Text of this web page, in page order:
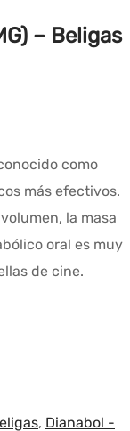
– Beligas
como
más efectivos.
la masa
oral es muy
de cine.
, Dianabol -